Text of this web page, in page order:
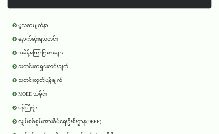
မူလစာမျက်နှာ
နောက်ဆုံးရသတင်း
အမိန့်ကြော်ငြာစာများ
သတင်းစာရှင်းလင်းချက်
သတင်းထုတ်ပြန်ချက်
MOEE သမိုင်း
ဝန်ကြီးရုံး
လျှပ်စစ်စွမ်းအားစီမံရေးဦးစီးဌာန(DEPP)